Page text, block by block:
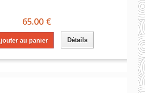
65.00 €
au panier Détails